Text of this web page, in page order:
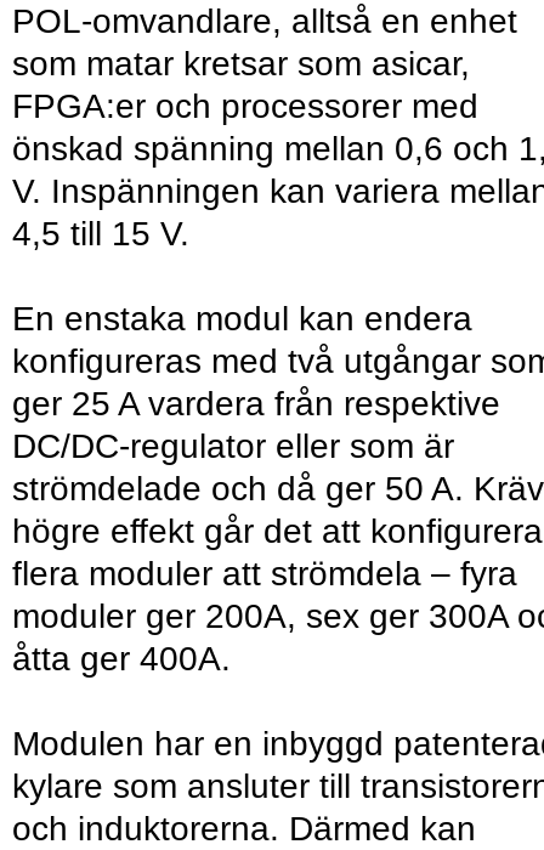
POL-omvandlare, alltså en enhet
som matar kretsar som asicar,
FPGA:er och processorer med
önskad spänning mellan 0,6 och
V. Inspänningen kan variera
4,5 till 15 V.
En enstaka modul kan endera
konfigureras med två utgångar
ger 25 A vardera från respektive
DC/DC-regulator eller som är
strömdelade och då ger 50 A.
högre effekt går det att konfigurera
flera moduler att strömdela – fyra
moduler ger 200A, sex ger 300A
åtta ger 400A.
Modulen har en inbyggd
kylare som ansluter till
och induktorerna. Därmed kan